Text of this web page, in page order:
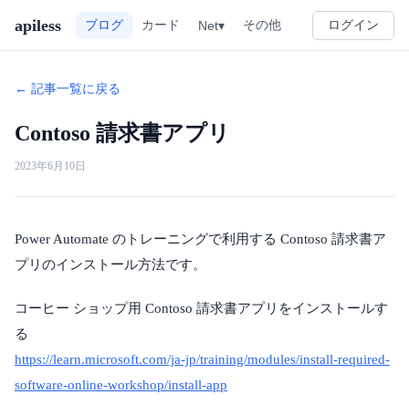
apiless ブログ カード Net▾ その他 ログイン
← 記事一覧に戻る
Contoso 請求書アプリ
2023年6月10日
Power Automate のトレーニングで利用する Contoso 請求書ア
プリのインストール方法です。
コーヒー ショップ用 Contoso 請求書アプリをインストールす
る
https://learn.microsoft.com/ja-jp/training/modules/install-required-
software-online-workshop/install-app